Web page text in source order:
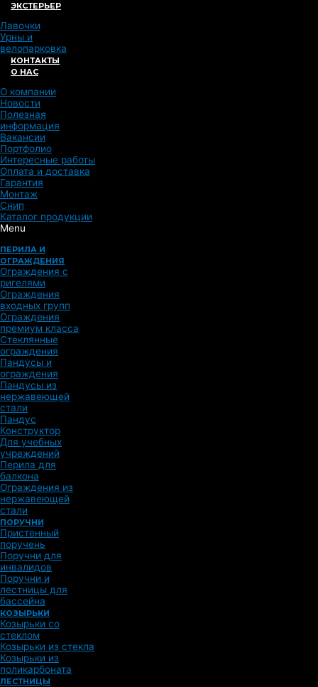
ЭКСТЕРЬЕР
Лавочки
Урны и
велопарковка
КОНТАКТЫ
О НАС
О компании
Новости
Полезная
информация
Вакансии
Портфолио
Интересные работы
Оплата и доставка
Гарантия
Монтаж
Снип
Каталог продукции
Menu
ПЕРИЛА И
ОГРАЖДЕНИЯ
Ограждения с
ригелями
Ограждения
входных групп
Ограждения
премиум класса
Стеклянные
ограждения
Пандусы и
ограждения
Пандусы из
нержавеющей
стали
Пандус
Конструктор
Для учебных
учреждений
Перила для
балкона
Ограждения из
нержавеющей
стали
ПОРУЧНИ
Пристенный
поручень
Поручни для
инвалидов
Поручни и
лестницы для
бассейна
КОЗЫРЬКИ
Козырьки со
стеклом
Козырьки из стекла
Козырьки из
поликарбоната
ЛЕСТНИЦЫ